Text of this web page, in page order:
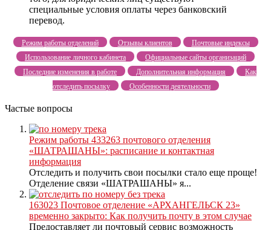
специальные условия оплаты через банковский
перевод.
Режим работы отделений Отзывы клиентов
Почтовые индексы
Использование личного кабинета
Официальные сайты организаций
Последние изменения в работе
Дополнительная информация
Как
отследить посылку
Особенности деятельности
Частые вопросы
Режим работы 433263 почтового отделения
«ШАТРАШАНЫ»: расписание и контактная
информация
Отследить и получить свои посылки стало еще проще!
Отделение связи «ШАТРАШАНЫ» я...
163023 Почтовое отделение «АРХАНГЕЛЬСК 23»
временно закрыто: Как получить почту в этом случае
Предоставляет ли почтовый сервис возможность